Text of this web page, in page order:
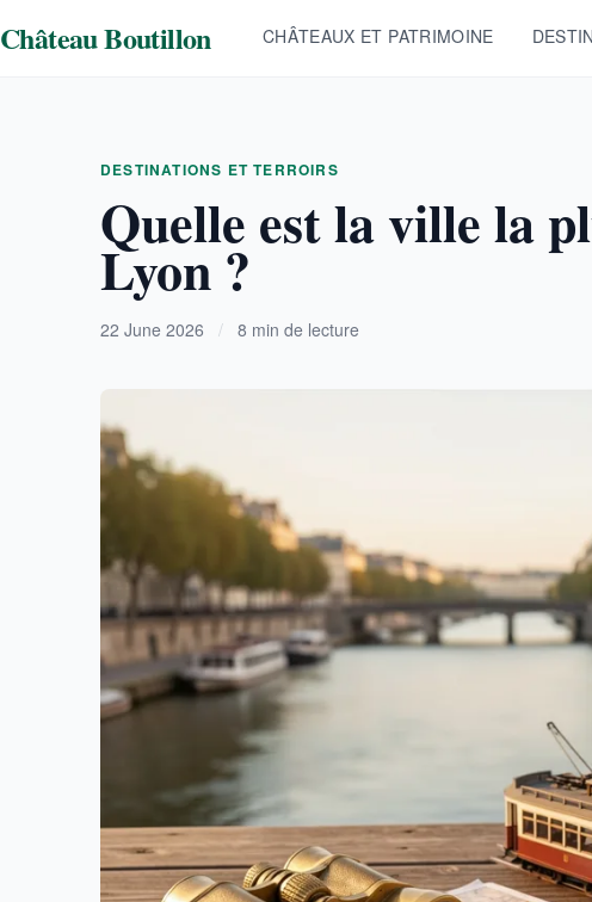
Château Boutillon CHÂTEAUX ET PATRIMOINE
DESTINATIONS ET TERROIRS
Quelle est la ville la
Lyon ?
22 June 2026 / 8 min de lecture